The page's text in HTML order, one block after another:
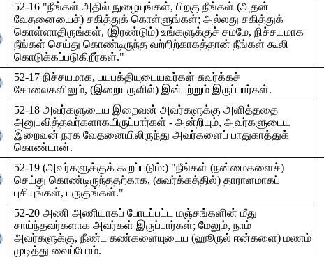
52-16 "நீங்கள் அதில் நுழையுங்கள், பிறகு நீங்கள் (அதன்
வேதனையைச்) சகித்துக் கொள்ளுங்கள்; அல்லது சகித்துக்
கொள்ளாதிருங்கள், (இரண்டும்) உங்களுக்குச் சமமே, நிச்சயமாக
நீங்கள் செய்து கொண்டிருந்த வற்றிற்காகத்தான் நீங்கள் கூலி
கொடுக்கப்படுகிறீர்கள்."
52-17 நிச்சயமாக, பயபக்தியுடையவர்கள் சுவர்க்கச்
சோலைகளிலும், (இறையருளில்) இன்புற்றும் இருப்பார்கள்.
52-18 அவர்களுடைய இறைவன் அவர்களுக்கு அளித்ததை
அனுபவித்தவர்களாகயிருப்பார்கள் - அன்றியும், அவர்களுடைய
இறைவன் நரக வேதனையிலிருந்து அவர்களைப் பாதுகாத்துக்
கொண்டான்.
52-19 (அவர்களுக்குக் கூறப்படும்:) "நீங்கள் (நன்மைகளைச்)
செய்து கொண்டிருந்ததற்காக, (சுவர்க்கத்தில்) தாராளமாகப்
புசியுங்கள், பருகுங்கள்."
52-20 அணி அணியாகப் போடப்பட்ட மஞ்சங்களின் மீது
சாய்ந்தவர்களாக அவர்கள் இருப்பார்கள்; மேலும், நாம்
அவர்களுக்கு, நீண்ட கண்களையுடைய (ஹூருல் ஈன்களை) மணம்
முடித்து வைப்போம்.